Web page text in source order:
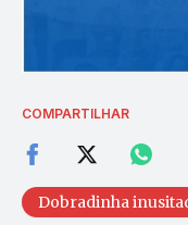
COMPARTILHAR
Dobradinha